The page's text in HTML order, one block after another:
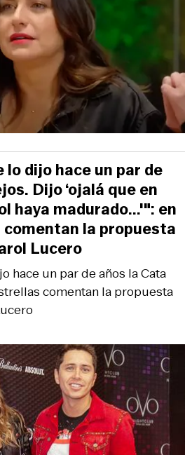
hace un par de años la Cata
comentan la propuesta
lo dijo hace un par de
Dijo ‘ojalá que en
haya madurado...'": en
la propuesta
Lucero